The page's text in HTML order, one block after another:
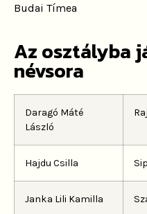
Budai Tímea
Az osztályba
névsora
Daragó Máté
László
Hajdu Csilla
Janka Lili Kamilla